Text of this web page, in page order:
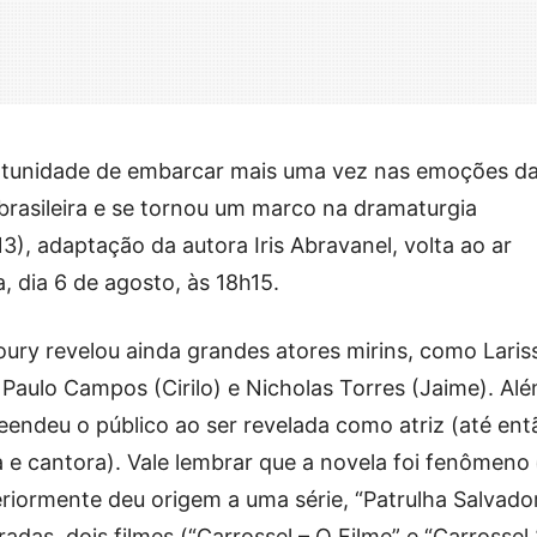
de embarcar mais uma vez nas emoções da
e se tornou um marco na dramaturgia
adaptação da autora Iris Abravanel, volta ao ar
6 de agosto, às 18h15.
revelou ainda grandes atores mirins, como
Campos (Cirilo) e Nicholas Torres (Jaime).
o público ao ser revelada como atriz (até
cantora). Vale lembrar que a novela foi fenômeno
deu origem a uma série, “Patrulha